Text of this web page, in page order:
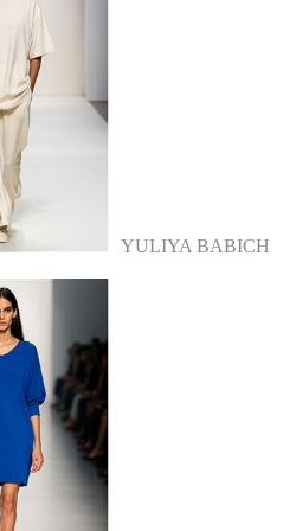
YULIYA BABICH